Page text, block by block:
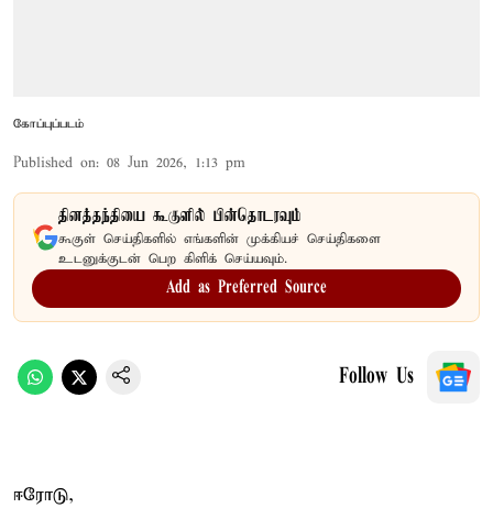
கோப்புப்படம்
Published on: 08 Jun 2026, 1:13 pm
தினத்தந்தியை கூகுளில் பின்தொடரவும்
கூகுள் செய்திகளில் எங்களின் முக்கியச் செய்திகளை
உடனுக்குடன் பெற கிளிக் செய்யவும்.
Add as Preferred Source
Follow Us
ஈரோடு,